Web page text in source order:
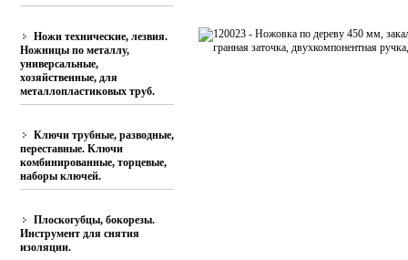
Ножи технические, лезвия.
Ножницы по металлу,
универсальные,
хозяйственные, для
металлопластиковых труб.
Ключи трубные, разводные,
переставные. Ключи
комбинированные, торцевые,
наборы ключей.
Плоскогубцы, бокорезы.
Инструмент для снятия
изоляции.